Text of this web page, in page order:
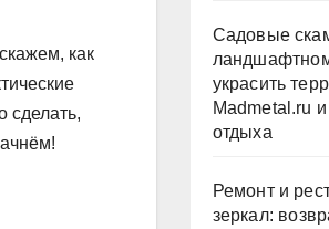
как
сделать,
Садовые
украсить
Madmetal.ru
отдыха
Ремонт и
зеркал: